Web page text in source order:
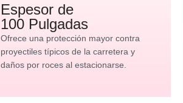
Espesor de
100 Pulgadas
Ofrece una protección mayor contra
proyectiles típicos de la carretera y
daños por roces al estacionarse.